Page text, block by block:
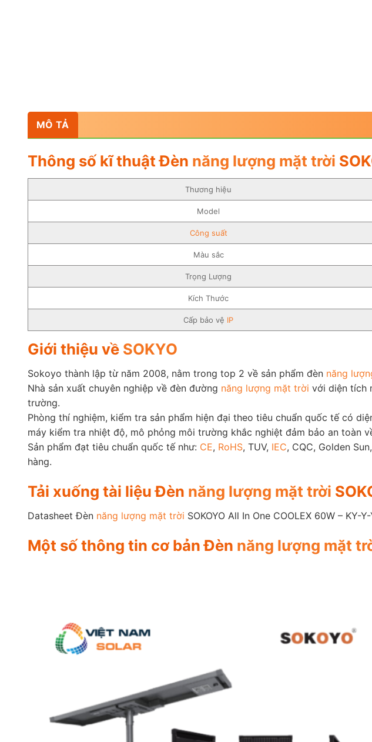
MÔ TẢ
Thông số kĩ thuật Đèn năng lượng mặt trời
Thương hiệu
Model
Công suất
Màu sắc
Trọng Lượng
Kích Thước
Cấp bảo vệ IP
Giới thiệu về SOKYO
Sokoyo thành lập từ năm 2008, nằm trong top 2 về sản phẩm đèn năng
Nhà sản xuất chuyên nghiệp về đèn đường năng lượng mặt trời với diện tích
trường.
Phòng thí nghiệm, kiểm tra sản phẩm hiện đại theo tiêu chuẩn quốc tế có
máy kiểm tra nhiệt độ, mô phỏng môi trường khắc nghiệt đảm bảo an toàn
Sản phẩm đạt tiêu chuẩn quốc tế như: CE, RoHS, TUV, IEC, CQC, Golden
hàng.
Tải xuống tài liệu Đèn năng lượng mặt trời
Datasheet Đèn năng lượng mặt trời SOKOYO All In One COOLEX 60W – KY-
Một số thông tin cơ bản Đèn năng lượng mặt